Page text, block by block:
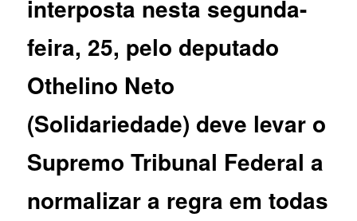
interposta nesta segunda-
feira, 25, pelo deputado
Othelino Neto
(Solidariedade) deve levar o
Supremo Tribunal Federal a
normalizar a regra em todas